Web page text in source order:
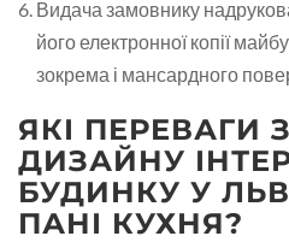
Видача замовнику
його електронної копії
зокрема і мансардного
ЯКІ ПЕРЕВАГИ
ДИЗАЙНУ
БУДИНКУ У
ПАНІ КУХНЯ?